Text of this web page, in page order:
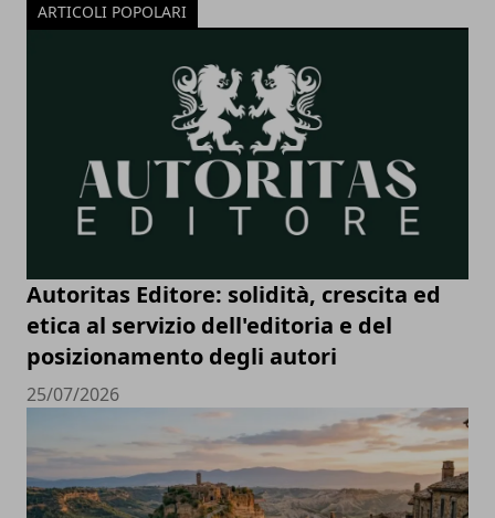
ARTICOLI POPOLARI
Autoritas Editore: solidità, crescita ed
etica al servizio dell'editoria e del
posizionamento degli autori
25/07/2026